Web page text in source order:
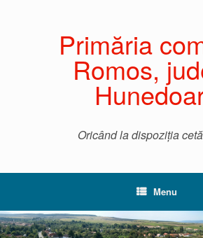
Primăria
Romos,
Oricând la dispoziția
Menu